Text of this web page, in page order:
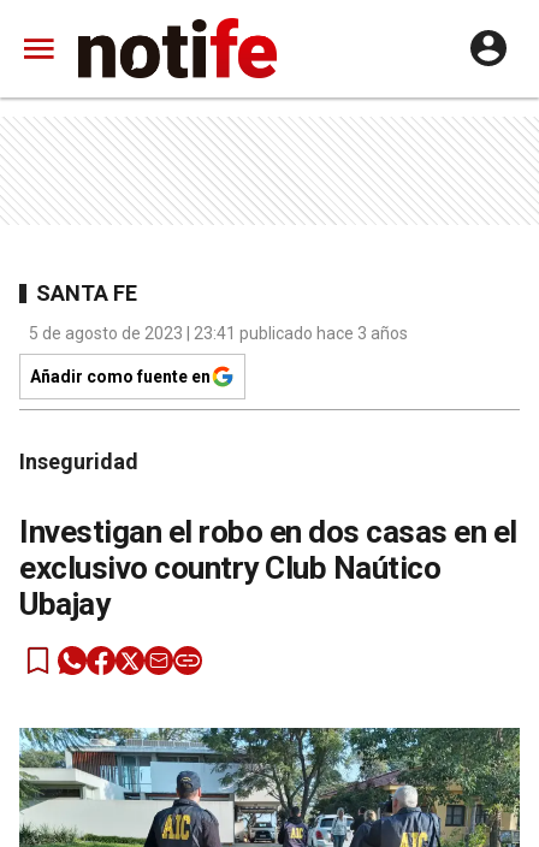
SANTA FE
5 de agosto de 2023 | 23:41 publicado hace 3 años
Añadir como fuente en
Inseguridad
Investigan el robo en dos casas en el
exclusivo country Club Naútico
Ubajay